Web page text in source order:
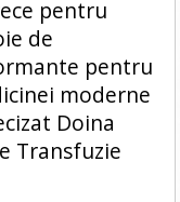
pentru
de
pentru
moderne
Doina
Transfuzie